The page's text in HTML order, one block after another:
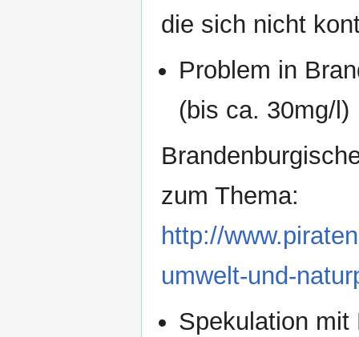
die sich nicht
Problem in
(bis ca. 30mg/l)
zum Thema:
http://
umwelt-und-
Spekulation mit